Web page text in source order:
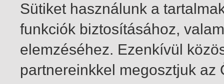
Sütiket használunk a
funkciók biztosításához,
elemzéséhez. Ezenkívül
partnereinkkel megosztjuk